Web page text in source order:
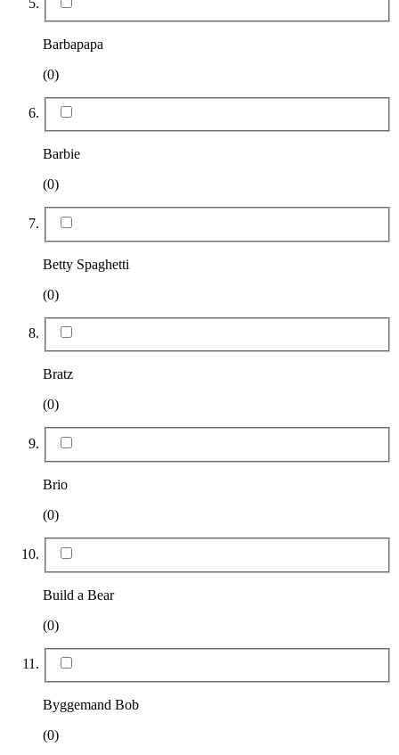
Barbapapa
(0)
Barbie
(0)
Betty Spaghetti
(0)
Bratz
(0)
Brio
(0)
Build a Bear
(0)
Byggemand Bob
(0)